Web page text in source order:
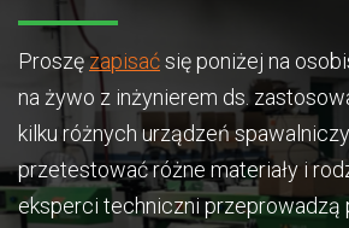
Proszę zapisaćsię poniżej na
na żywo z inżynierem ds.
kilku różnych urządzeń
przetestować różne materiały i
eksperci techniczni przeprowadzą